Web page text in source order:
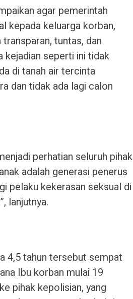
agar pemerintah
kepada keluarga korban,
tuntas, dan
kejadian seperti ini tidak
di tanah air tercinta
dan tidak ada lagi calon
perhatian seluruh pihak
adalah generasi penerus
pelaku kekerasan seksual di
lanjutnya.
4,5 tahun tersebut sempat
Ibu korban mulai 19
pihak kepolisian, yang